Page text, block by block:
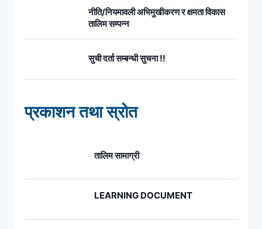
नीति/नियमावली अभिमुखीकरण र क्षमता विकास
तालिम सम्पन्न
सुची दर्ता सम्बन्धी सुचना !!
प्रकाशन तथा स्रोत
तालिम सामाग्री
LEARNING DOCUMENT